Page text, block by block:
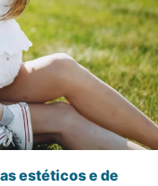
estéticos e de